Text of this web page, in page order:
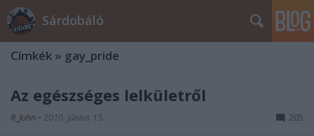
Sárdobáló
Címkék » gay_pride
Az egészséges lelkületről
R_John • 2010. június 15. 205